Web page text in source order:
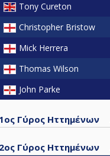
Tony Cureton
Christopher Bristow
Mick Herrera
Thomas Wilson
John Parke
1ος Γύρος Ηττημένων
2ος Γύρος Ηττημένων